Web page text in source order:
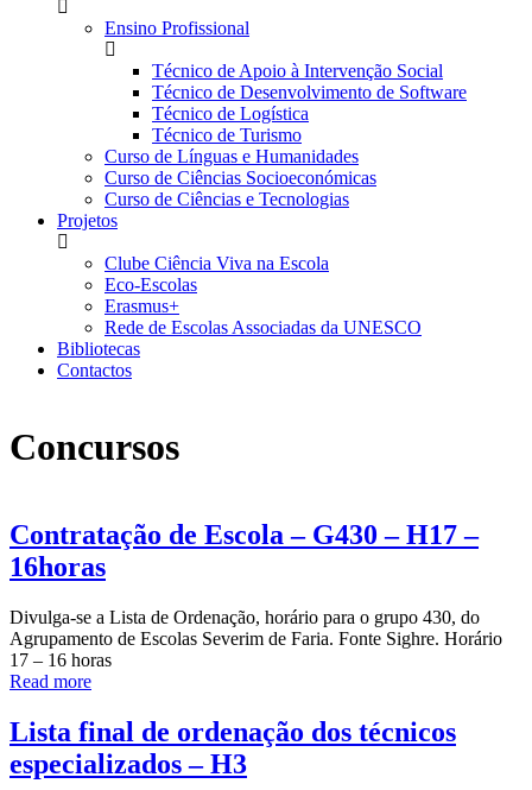
Ensino Profissional
Técnico de Apoio à Intervenção Social
Técnico de Desenvolvimento de Software
Técnico de Logística
Técnico de Turismo
Curso de Línguas e Humanidades
Curso de Ciências Socioeconómicas
Curso de Ciências e Tecnologias
Projetos
Clube Ciência Viva na Escola
Eco-Escolas
Erasmus+
Rede de Escolas Associadas da UNESCO
Bibliotecas
Contactos
Concursos
Contratação de Escola – G430 – H17 –
16horas
Divulga-se a Lista de Ordenação, horário para o grupo 430, do
Agrupamento de Escolas Severim de Faria. Fonte Sighre. Horário
17 – 16 horas
Read more
Lista final de ordenação dos técnicos
especializados – H3
Paginação
dos